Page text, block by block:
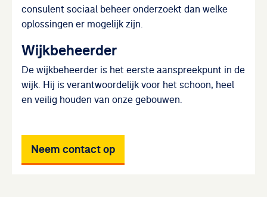
consulent sociaal beheer onderzoekt dan welke
oplossingen er mogelijk zijn.
Wijkbeheerder
De wijkbeheerder is het eerste aanspreekpunt in de
wijk. Hij is verantwoordelijk voor het schoon, heel
en veilig houden van onze gebouwen.
Neem contact op